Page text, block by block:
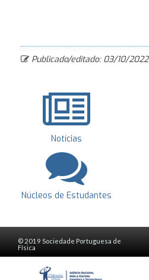
Publicado/editado: 03/10/2022
Notícias
Núcleos de Estudantes
© 2019 Sociedade Portuguesa de
Física